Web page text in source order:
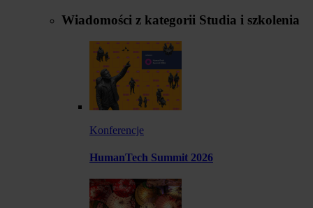
Wiadomości z kategorii Studia i szkolenia
Konferencje
HumanTech Summit 2026